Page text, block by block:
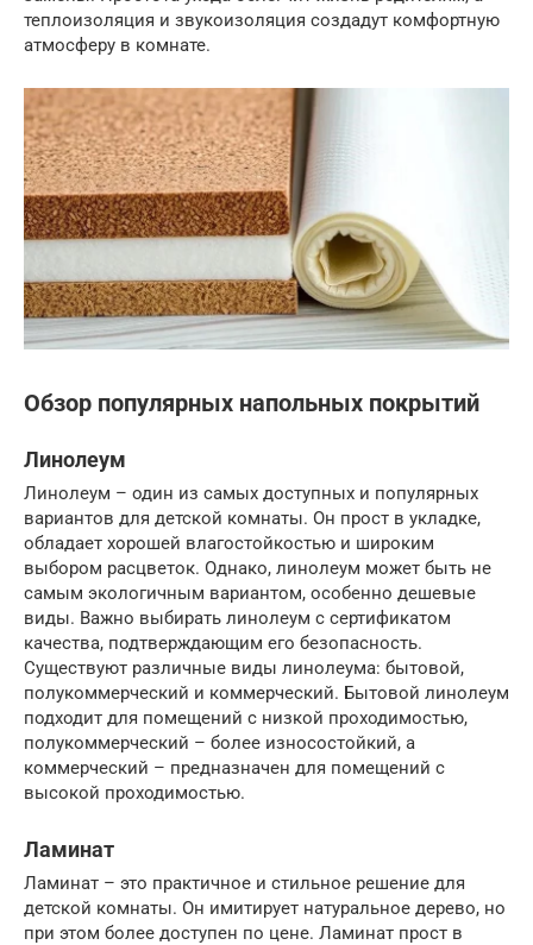
теплоизоляция и звукоизоляция создадут комфортную
атмосферу в комнате.
Обзор популярных напольных покрытий
Линолеум
Линолеум – один из самых доступных и популярных
вариантов для детской комнаты. Он прост в укладке,
обладает хорошей влагостойкостью и широким
выбором расцветок. Однако, линолеум может быть не
самым экологичным вариантом, особенно дешевые
виды. Важно выбирать линолеум с сертификатом
качества, подтверждающим его безопасность.
Существуют различные виды линолеума: бытовой,
полукоммерческий и коммерческий. Бытовой линолеум
подходит для помещений с низкой проходимостью,
полукоммерческий – более износостойкий, а
коммерческий – предназначен для помещений с
высокой проходимостью.
Ламинат
Ламинат – это практичное и стильное решение для
детской комнаты. Он имитирует натуральное дерево, но
при этом более доступен по цене. Ламинат прост в